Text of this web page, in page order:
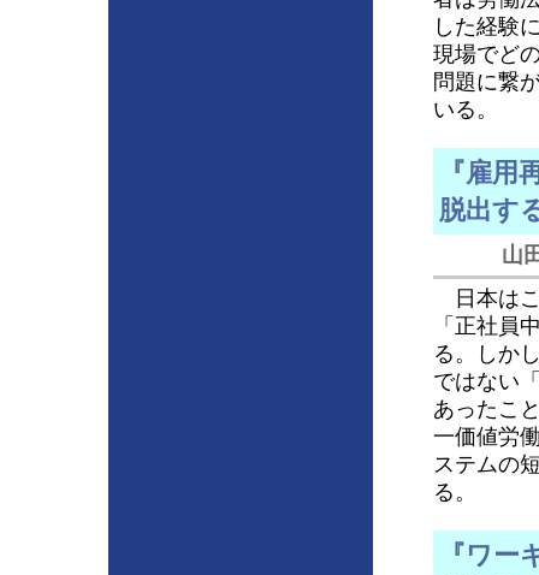
した経験
現場でど
問題に繋
いる。
『雇用
脱出す
山
日本は
「正社員
る。しか
ではない
あったこ
一価値労
ステムの
る。
『ワ